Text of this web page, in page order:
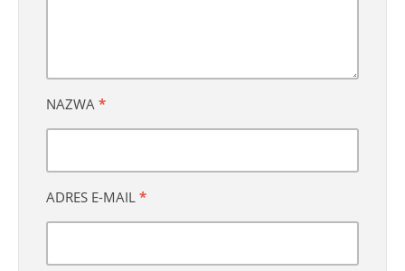
NAZWA *
ADRES E-MAIL *